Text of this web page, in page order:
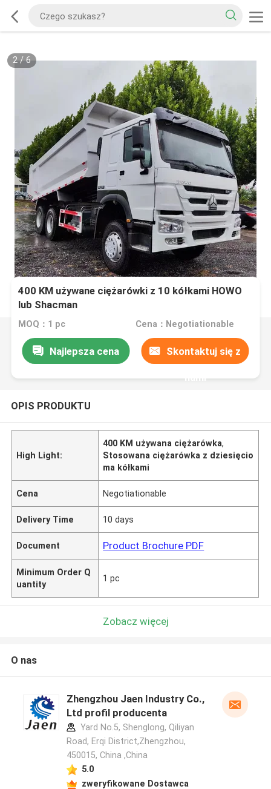
2/6
400 KM używane ciężarówki z 10 kółkami HOWO
lub Shacman
MOQ：1 pc Cena：Negotiationable
Najlepsza cena Skontaktuj się z
nami
OPIS PRODUKTU
High Light:
400 KM używana ciężarówka,
Stosowana ciężarówka z dziesięcio
ma kółkami
Cena Negotiationable
Delivery Time 10 days
Document Product Brochure PDF
Minimum Order Q
uantity
1 pc
Zobacz więcej
O nas
Zhengzhou Jaen Industry Co.,
Ltd profil producenta
Yard No.5, Shenglong, Qiliyan
Road, Erqi District,Zhengzhou,
450015, China ,China
5.0
zweryfikowane Dostawca